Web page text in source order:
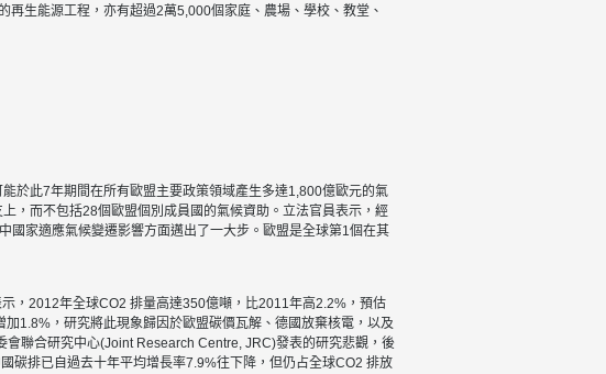
生能源工程，亦有超過2萬5,000個家庭、農場、學校、教堂、
於此7年期間在所有歐盟主要政策領域產生多達1,800億歐元的氣
，而不包括28個歐盟個別成員國的氣候資助。立法官員表示，經
國家適應氣候變遷影響方面邁出了一大步。歐盟是全球第1個在其
，2012年全球CO2 排量高達350億噸，比2011年高2.2%，預估
1.8%，研究將此現象歸因於歐盟碳價瓦解、德國放棄核電，以及
聯合研究中心(Joint Research Centre, JRC)發表的研究悲觀，後
碳排已自過去十年平均增長率7.9%往下降，但仍占全球CO2 排放